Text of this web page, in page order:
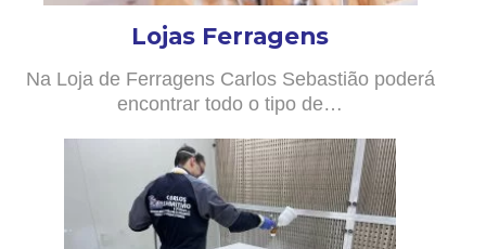
Lojas Ferragens
Na Loja de Ferragens Carlos Sebastião poderá
encontrar todo o tipo de…